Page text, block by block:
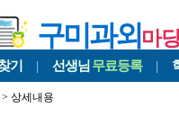
구미과외마
기 | 선생님 무료등록 |
> 상세내용